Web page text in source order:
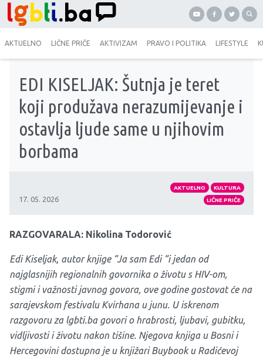
AKTUELNO LIČNE PRIČE AKTIVIZAM PRAVO I POLITIKA LIFESTYLE
EDI KISELJAK: Šutnja je teret
koji produžava nerazumijevanje i
ostavlja ljude same u njihovim
borbama
17. 05. 2026
AKTUELNO
KULTURA
LIČNE PRIČE
RAZGOVARALA: Nikolina Todorović
Edi Kiseljak, autor knjige “Ja sam Edi “i jedan od
najglasnijih regionalnih govornika o životu s HIV-om,
stigmi i važnosti javnog govora, ove godine gostovat će na
sarajevskom festivalu Kvirhana u junu. U iskrenom
razgovoru za lgbti.ba govori o hrabrosti, ljubavi, gubitku,
vidljivosti i životu nakon tišine. Njegova knjiga u Bosni i
Hercegovini dostupna je u knjižari Buybook u Radićevoj